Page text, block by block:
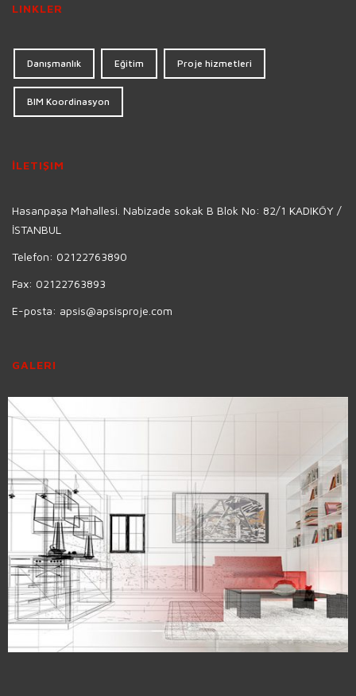
LINKLER
Danışmanlık Eğitim Proje hizmetleri
BIM Koordinasyon
İLETIŞIM
Hasanpaşa Mahallesi. Nabizade sokak B Blok No: 82/1 KADIKÖY /
İSTANBUL
Telefon: 02122763890
Fax: 02122763893
E-posta: apsis@apsisproje.com
GALERI